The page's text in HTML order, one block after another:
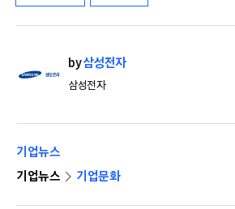
by삼성전자
삼성전자
기업뉴스
기업뉴스
기업문화